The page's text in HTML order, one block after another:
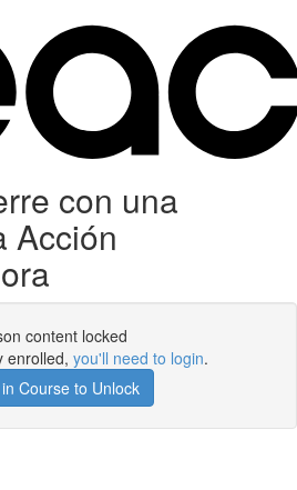
con una
Acción
content locked
enrolled, you'll need to login.
Course to Unlock